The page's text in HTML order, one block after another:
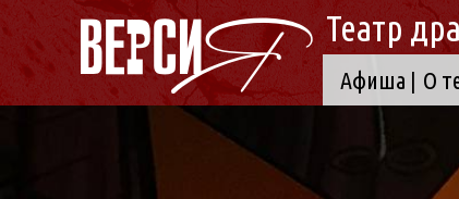
Театр
Афиша
О